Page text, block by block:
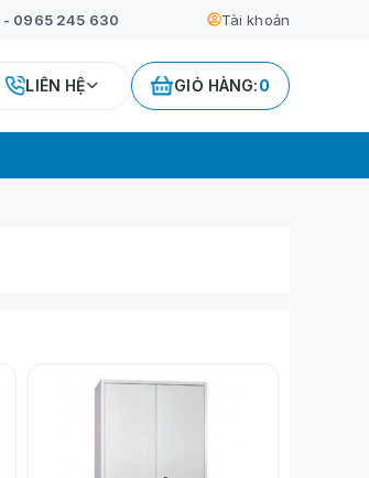
- 0965 245 630 Tài khoản
LIÊN HỆ GIỎ HÀNG:0